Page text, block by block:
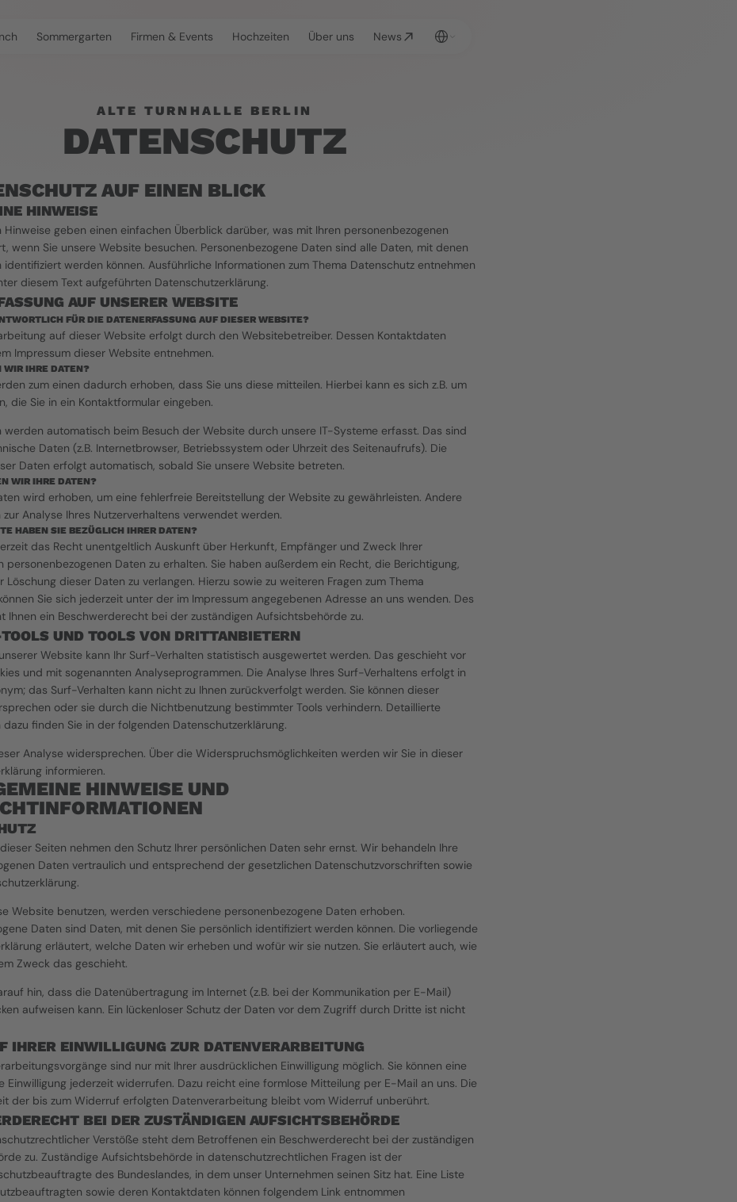
Sommergarten Firmen & Events Hochzeiten Über uns News Select Language
ALTE TURNHALLE BERLIN
DATENSCHUTZ
AUF EINEN BLICK
HINWEISE
Hinweise geben einen einfachen Überblick darüber, was mit Ihren personenbezogenen
wenn Sie unsere Website besuchen. Personenbezogene Daten sind alle Daten, mit denen
identifiziert werden können. Ausführliche Informationen zum Thema Datenschutz entnehmen
diesem Text aufgeführten Datenschutzerklärung.
AUF UNSERER WEBSITE
FÜR DIE DATENERFASSUNG AUF DIESER WEBSITE?
auf dieser Website erfolgt durch den Websitebetreiber. Dessen Kontaktdaten
Impressum dieser Website entnehmen.
WIR IHRE DATEN?
zum einen dadurch erhoben, dass Sie uns diese mitteilen. Hierbei kann es sich z.B. um
die Sie in ein Kontaktformular eingeben.
werden automatisch beim Besuch der Website durch unsere IT-Systeme erfasst. Das sind
Daten (z.B. Internetbrowser, Betriebssystem oder Uhrzeit des Seitenaufrufs). Die
Daten erfolgt automatisch, sobald Sie unsere Website betreten.
WIR IHRE DATEN?
wird erhoben, um eine fehlerfreie Bereitstellung der Website zu gewährleisten. Andere
zur Analyse Ihres Nutzerverhaltens verwendet werden.
HABEN SIE BEZÜGLICH IHRER DATEN?
das Recht unentgeltlich Auskunft über Herkunft, Empfänger und Zweck Ihrer
personenbezogenen Daten zu erhalten. Sie haben außerdem ein Recht, die Berichtigung,
Löschung dieser Daten zu verlangen. Hierzu sowie zu weiteren Fragen zum Thema
Sie sich jederzeit unter der im Impressum angegebenen Adresse an uns wenden. Des
Ihnen ein Beschwerderecht bei der zuständigen Aufsichtsbehörde zu.
UND TOOLS VON DRITTANBIETERN
Website kann Ihr Surf-Verhalten statistisch ausgewertet werden. Das geschieht vor
und mit sogenannten Analyseprogrammen. Die Analyse Ihres Surf-Verhaltens erfolgt in
das Surf-Verhalten kann nicht zu Ihnen zurückverfolgt werden. Sie können dieser
oder sie durch die Nichtbenutzung bestimmter Tools verhindern. Detaillierte
dazu finden Sie in der folgenden Datenschutzerklärung.
Analyse widersprechen. Über die Widerspruchsmöglichkeiten werden wir Sie in dieser
informieren.
HINWEISE UND
Seiten nehmen den Schutz Ihrer persönlichen Daten sehr ernst. Wir behandeln Ihre
Daten vertraulich und entsprechend der gesetzlichen Datenschutzvorschriften sowie
Website benutzen, werden verschiedene personenbezogene Daten erhoben.
Daten sind Daten, mit denen Sie persönlich identifiziert werden können. Die vorliegende
erläutert, welche Daten wir erheben und wofür wir sie nutzen. Sie erläutert auch, wie
Zweck das geschieht.
hin, dass die Datenübertragung im Internet (z.B. bei der Kommunikation per E-Mail)
aufweisen kann. Ein lückenloser Schutz der Daten vor dem Zugriff durch Dritte ist nicht
IHRER EINWILLIGUNG ZUR DATENVERARBEITUNG
sind nur mit Ihrer ausdrücklichen Einwilligung möglich. Sie können eine
Einwilligung jederzeit widerrufen. Dazu reicht eine formlose Mitteilung per E-Mail an uns. Die
der bis zum Widerruf erfolgten Datenverarbeitung bleibt vom Widerruf unberührt.
BEI DER ZUSTÄNDIGEN AUFSICHTSBEHÖRDE
Verstöße steht dem Betroffenen ein Beschwerderecht bei der zuständigen
zu. Zuständige Aufsichtsbehörde in datenschutzrechtlichen Fragen ist der
des Bundeslandes, in dem unser Unternehmen seinen Sitz hat. Eine Liste
sowie deren Kontaktdaten können folgendem Link entnommen